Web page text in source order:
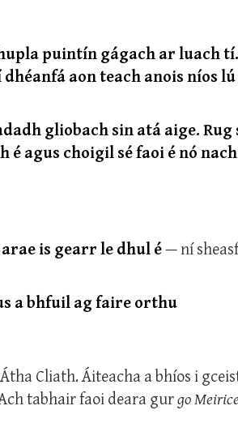
puintín gágach ar luach
aon teach anois níos
gliobach sin atá aige. Rug
agus choigil sé faoi é nó
is gearr le dhul é— ní
a bhfuil ag faire orthu
Cliath. Áiteacha a bhíos i
tabhair faoi deara gurgo